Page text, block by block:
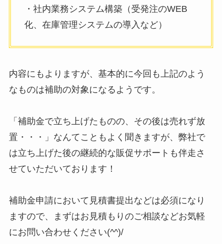
・社内業務システム構築（受発注のWEB
化、在庫管理システムの導入など）
内容にもよりますが、基本的に今回も上記のよう
なものは補助の対象になるようです。
「補助金で立ち上げたものの、その後は売れず放
置・・・」なんてこともよく聞きますが、弊社で
は立ち上げた後の継続的な販促サポートも伴走さ
せていただいております！
補助金申請において見積書提出などは必須になり
ますので、まずはお見積もりのご相談などお気軽
にお問い合わせください(^^)/